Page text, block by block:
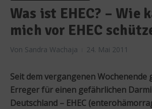
Was ist EHEC? – Wie
mich vor EHEC
Von Sandra Wachaja 24. Mai 2011
Seit dem vergangenen Wochenende
Erreger für einen gefährlichen
Deutschland – EHEC